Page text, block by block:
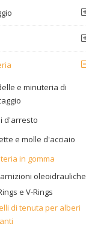
e minuteria di
d'arresto
e molle d'acciaio
in gomma
oleoidrauliche
e V-Rings
di tenuta per alberi